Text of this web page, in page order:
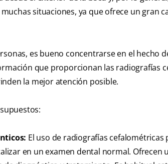
situaciones, ya que ofrece un gran
es bueno concentrarse en el hecho
que proporcionan las radiografías
la mejor atención posible.
El uso de radiografías
en un examen dental normal. Ofrecen